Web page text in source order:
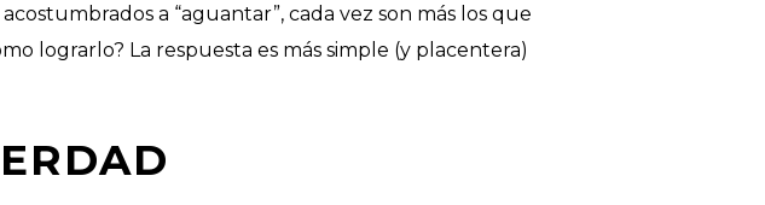
a “aguantar”, cada vez son más los que
lograrlo? La respuesta es más simple (y placentera)